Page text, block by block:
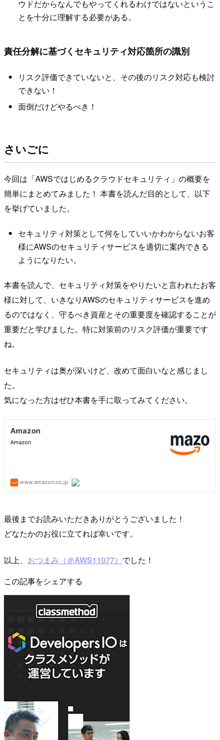
ウドだからなんでもやってくれるわけではないというこ
とを十分に理解する必要がある。
責任分解に基づくセキュリティ対応箇所の識別
リスク評価できていないと、その後のリスク対応も検討
できない！
面倒だけどやるべき！
さいごに
今回は「AWSではじめるクラウドセキュリティ」の概要を
簡単にまとめてみました！ 本書を読んだ目的として、以下
を挙げていました。
セキュリティ対策として何をしていいかわからないお客
様にAWSのセキュリティサービスを適切に案内できる
ようになりたい。
本書を読んで、セキュリティ対策をやりたいと言われたお客
様に対して、いきなりAWSのセキュリティサービスを進め
るのではなく、守るべき資産とその重要度を確認することが
重要だと学びました。特に対策前のリスク評価が重要です
ね。
セキュリティは奥が深いけど、改めて面白いなと感じまし
た。
気になった方はぜひ本書を手に取ってみてください。
最後までお読みいただきありがとうございました！
どなたかのお役に立てれば幸いです。
以上、 おつまみ（＠AWS11077） でした！
この記事をシェアする